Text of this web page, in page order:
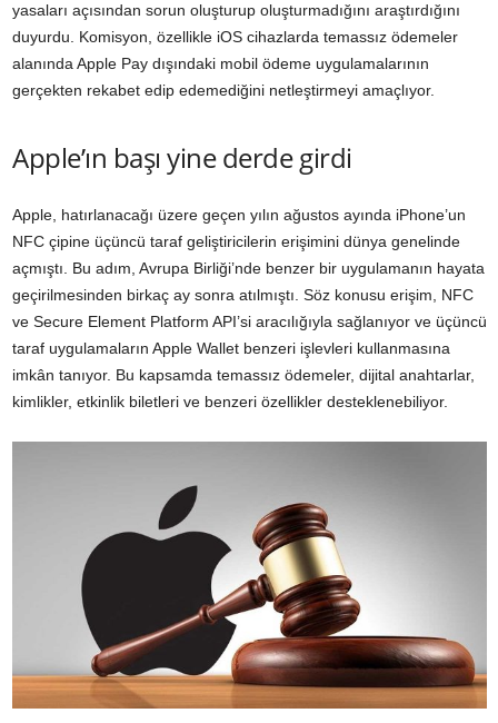
yasaları açısından sorun oluşturup oluşturmadığını araştırdığını
duyurdu. Komisyon, özellikle iOS cihazlarda temassız ödemeler
alanında Apple Pay dışındaki mobil ödeme uygulamalarının
gerçekten rekabet edip edemediğini netleştirmeyi amaçlıyor.
Apple’ın başı yine derde girdi
Apple, hatırlanacağı üzere geçen yılın ağustos ayında iPhone’un
NFC çipine üçüncü taraf geliştiricilerin erişimini dünya genelinde
açmıştı. Bu adım, Avrupa Birliği’nde benzer bir uygulamanın hayata
geçirilmesinden birkaç ay sonra atılmıştı. Söz konusu erişim, NFC
ve Secure Element Platform API’si aracılığıyla sağlanıyor ve üçüncü
taraf uygulamaların Apple Wallet benzeri işlevleri kullanmasına
imkân tanıyor. Bu kapsamda temassız ödemeler, dijital anahtarlar,
kimlikler, etkinlik biletleri ve benzeri özellikler desteklenebiliyor.